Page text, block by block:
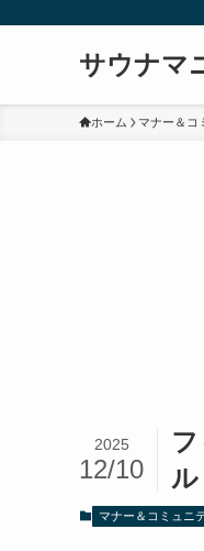
サウナマ
ホーム マナー＆コ
ル
2025
12/10
マナー＆コミュニ